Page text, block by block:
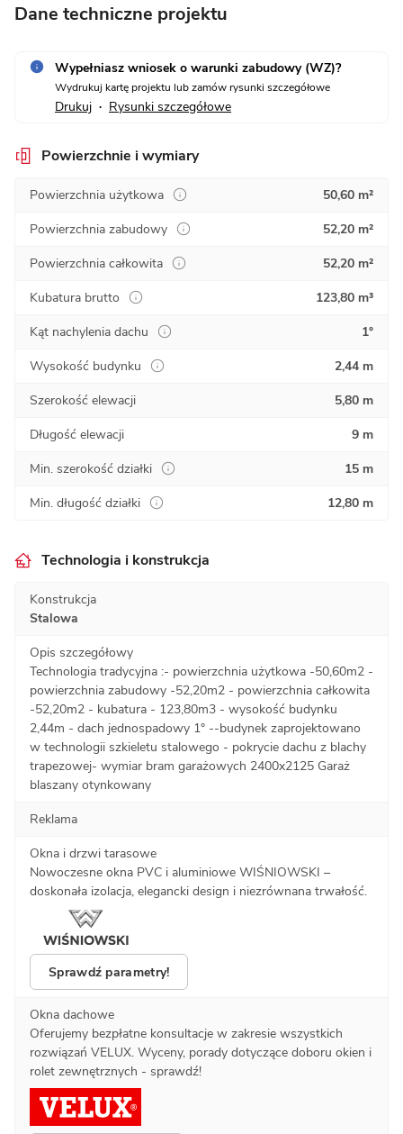
Dane techniczne projektu
Wypełniasz wniosek o warunki zabudowy (WZ)?
Wydrukuj kartę projektu lub zamów rysunki szczegółowe
Drukuj • Rysunki szczegółowe
Powierzchnie i wymiary
Powierzchnia użytkowa
50,60 m²
Powierzchnia zabudowy
52,20 m²
Powierzchnia całkowita
52,20 m²
Kubatura brutto
123,80 m³
Kąt nachylenia dachu
1°
Wysokość budynku
2,44 m
Szerokość elewacji
5,80 m
Długość elewacji
9 m
Min. szerokość działki
15 m
Min. długość działki
12,80 m
Technologia i konstrukcja
Konstrukcja
Stalowa
Opis szczegółowy
Technologia tradycyjna :- powierzchnia użytkowa -50,60m2 -
powierzchnia zabudowy -52,20m2 - powierzchnia całkowita
-52,20m2 - kubatura - 123,80m3 - wysokość budynku
2,44m - dach jednospadowy 1° --budynek zaprojektowano
w technologii szkieletu stalowego - pokrycie dachu z blachy
trapezowej- wymiar bram garażowych 2400x2125 Garaż
blaszany otynkowany
Reklama
Okna i drzwi tarasowe
Nowoczesne okna PVC i aluminiowe WIŚNIOWSKI –
doskonała izolacja, elegancki design i niezrównana trwałość.
Sprawdź parametry!
Okna dachowe
Oferujemy bezpłatne konsultacje w zakresie wszystkich
rozwiązań VELUX. Wyceny, porady dotyczące doboru okien i
rolet zewnętrznych - sprawdź!